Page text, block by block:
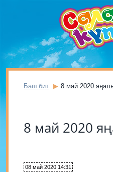
Баш бит 8 май 2020
8 май 2020
08 май 2020 14:31